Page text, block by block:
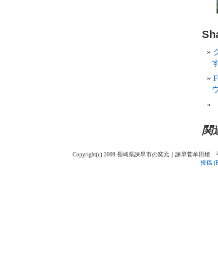
関
Copyright(c) 2009 長崎県諫早市の窯元｜諫早菅牟田焼
投稿